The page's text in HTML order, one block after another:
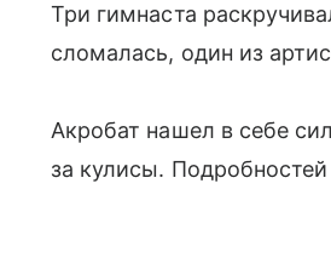
Три гимнаста
сломалась, один из
Акробат нашел в себе
за кулисы.